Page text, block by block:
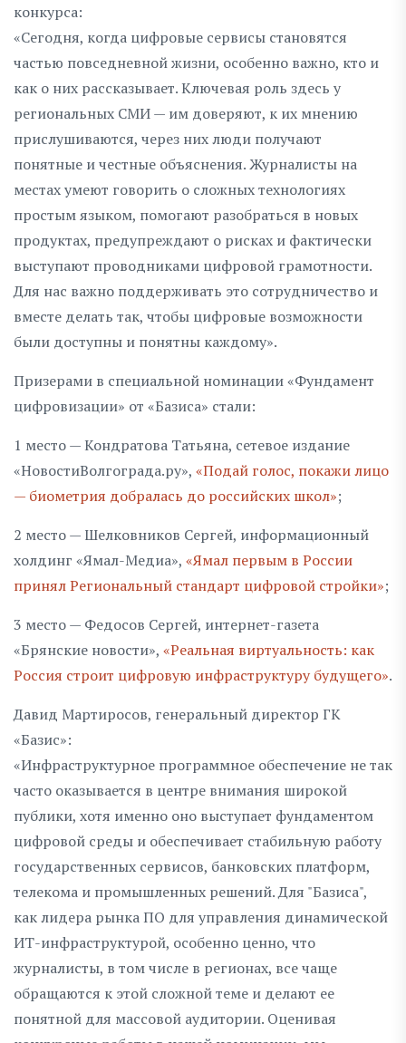
конкурса:
«Сегодня, когда цифровые сервисы становятся
частью повседневной жизни, особенно важно, кто и
как о них рассказывает. Ключевая роль здесь у
региональных СМИ — им доверяют, к их мнению
прислушиваются, через них люди получают
понятные и честные объяснения. Журналисты на
местах умеют говорить о сложных технологиях
простым языком, помогают разобраться в новых
продуктах, предупреждают о рисках и фактически
выступают проводниками цифровой грамотности.
Для нас важно поддерживать это сотрудничество и
вместе делать так, чтобы цифровые возможности
были доступны и понятны каждому».
Призерами в специальной номинации «Фундамент
цифровизации» от «Базиса» стали:
1 место — Кондратова Татьяна, сетевое издание
«НовостиВолгограда.ру», «Подай голос, покажи лицо
— биометрия добралась до российских школ»;
2 место — Шелковников Сергей, информационный
холдинг «Ямал-Медиа», «Ямал первым в России
принял Региональный стандарт цифровой стройки»;
3 место — Федосов Сергей, интернет-газета
«Брянские новости», «Реальная виртуальность: как
Россия строит цифровую инфраструктуру будущего».
Давид Мартиросов, генеральный директор ГК
«Базис»:
«Инфраструктурное программное обеспечение не так
часто оказывается в центре внимания широкой
публики, хотя именно оно выступает фундаментом
цифровой среды и обеспечивает стабильную работу
государственных сервисов, банковских платформ,
телекома и промышленных решений. Для "Базиса",
как лидера рынка ПО для управления динамической
ИТ-инфраструктурой, особенно ценно, что
журналисты, в том числе в регионах, все чаще
обращаются к этой сложной теме и делают ее
понятной для массовой аудитории. Оценивая